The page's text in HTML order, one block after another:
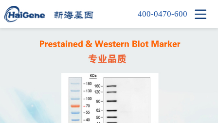
产品中心
400-0470-600 